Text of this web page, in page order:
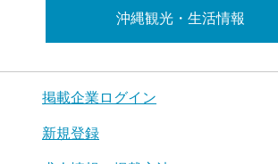
沖縄観光・生活情報
掲載企業ログイン
新規登録